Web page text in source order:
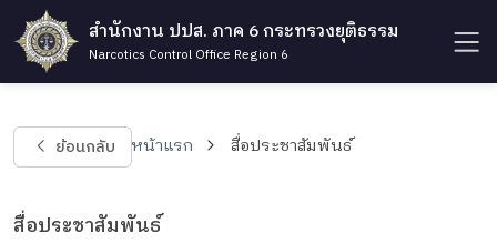
สำนักงาน ปปส. ภาค 6 กระทรวงยุติธรรม
Narcotics Control Office Region 6
ย้อนกลับ หน้าแรก สื่อประชาสัมพันธ์
สื่อประชาสัมพันธ์